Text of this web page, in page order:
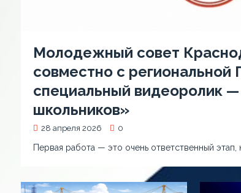
Молодежный совет
совместно с региональной
специальный видеоролик
школьников»
28 апреля 2026 0
Первая работа — это очень ответственный